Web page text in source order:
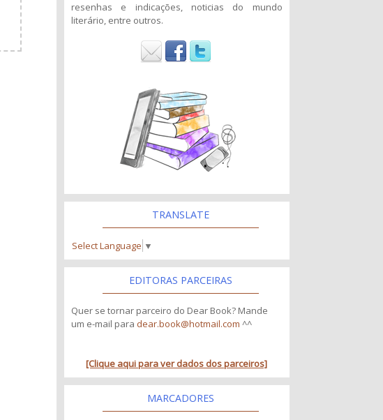
resenhas e indicações, noticias do mundo
literário, entre outros.
TRANSLATE
Select Language ▼
EDITORAS PARCEIRAS
Quer se tornar parceiro do Dear Book? Mande
um e-mail para dear.book@hotmail.com ^^
[Clique aqui para ver dados dos parceiros]
MARCADORES